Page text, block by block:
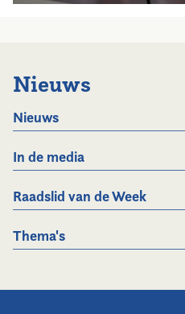
Nieuws
Nieuws
In de media
Raadslid van de Week
Thema's